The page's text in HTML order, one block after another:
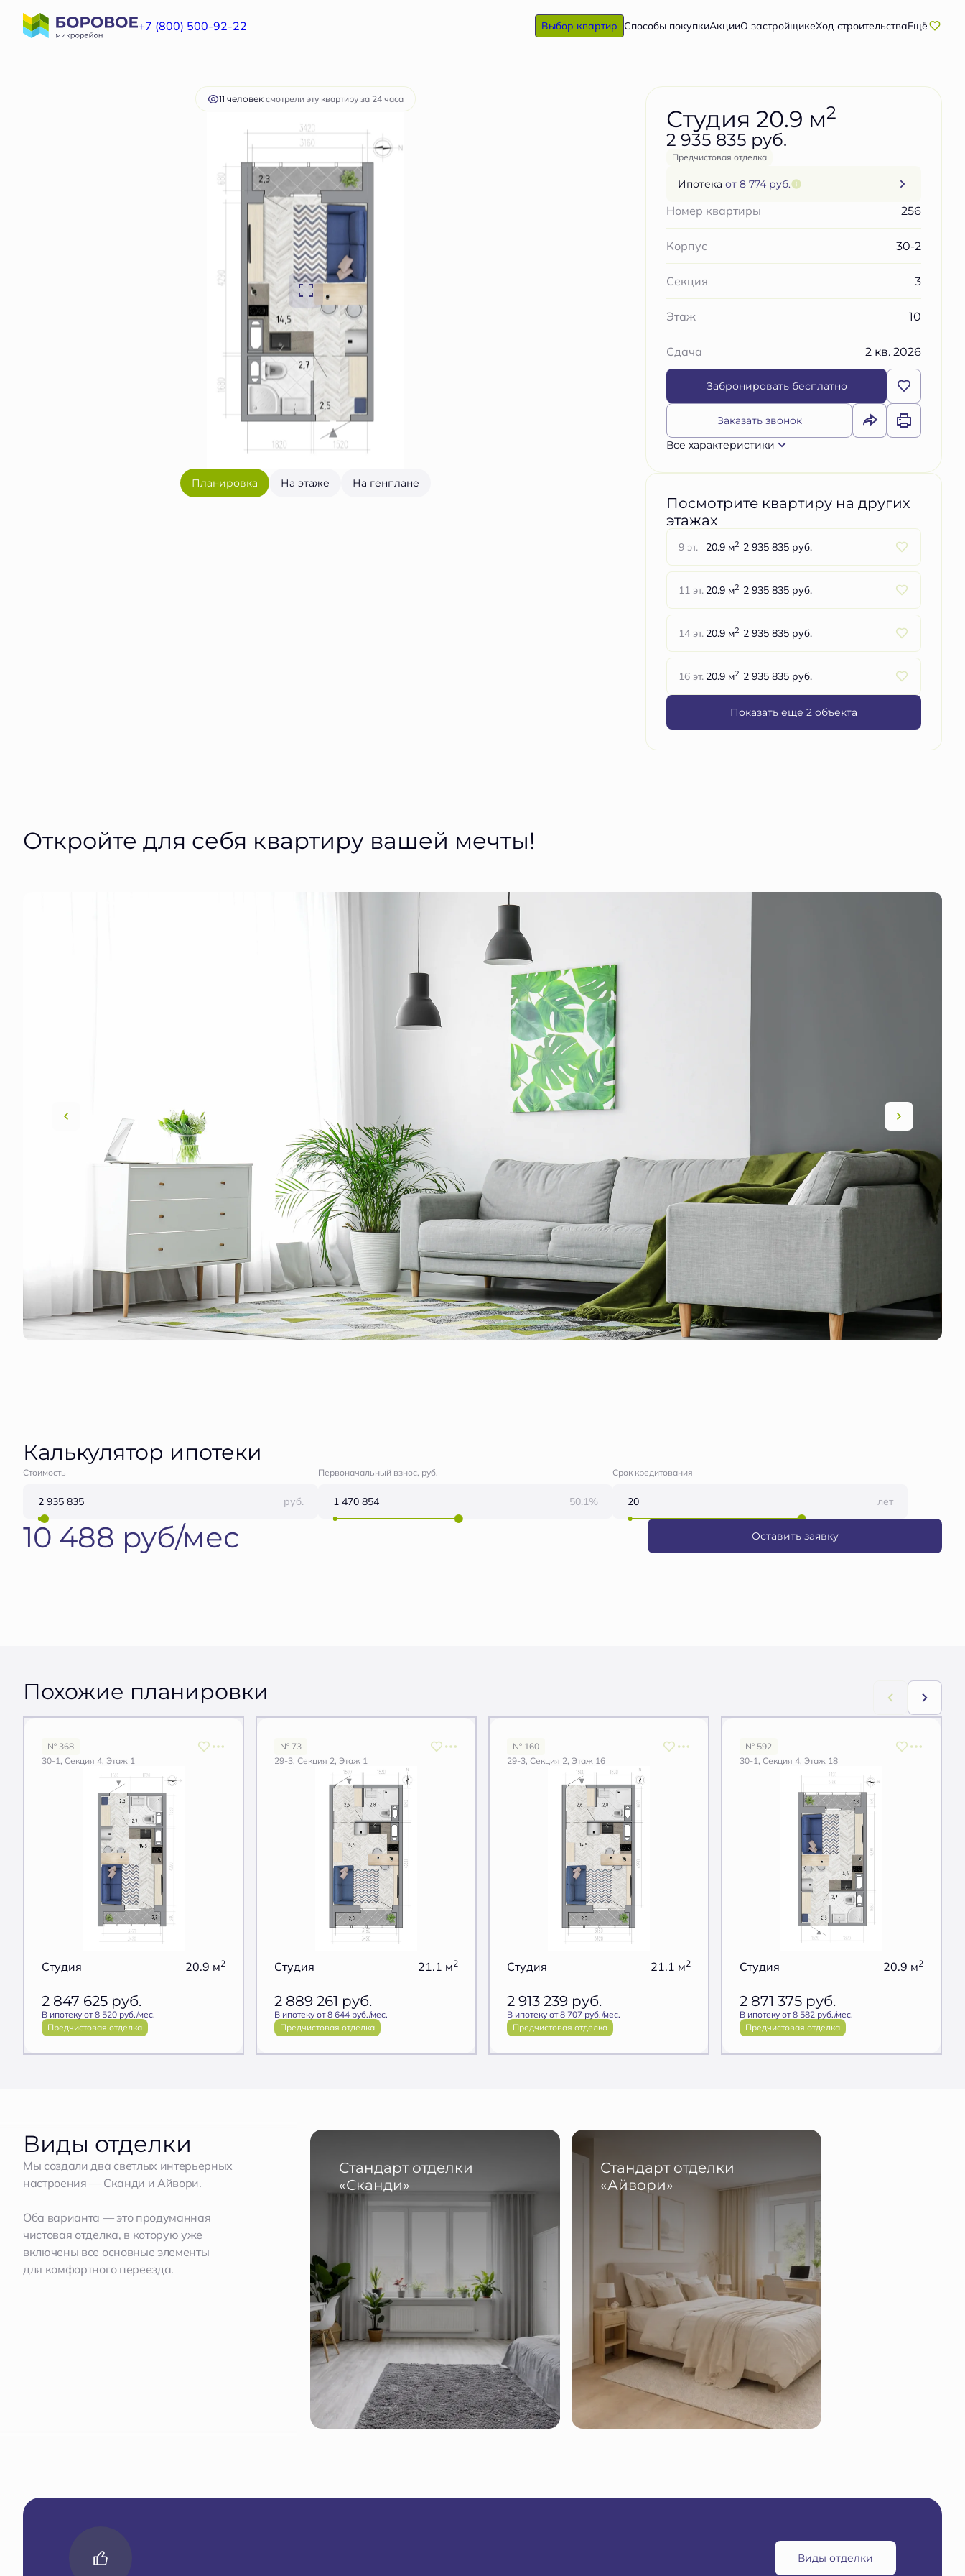
+7 (800) 500-92-22 Выбор квартир Способы покупкиАкцииО застройщикеХод строительстваЕщё
Студия20.9 м2 2 935 835 руб.Ипотека Забронировать бесплатно
11 человек смотрели эту квартиру за 24 часа
Планировка На этаже На генплане
Студия 20.9 м2
2 935 835 руб.
Предчистовая отделка
Ипотека от 8 774 руб.
Номер квартиры 256
Корпус 30-2
Секция 3
Этаж 10
Сдача 2 кв. 2026
Забронировать бесплатно
Заказать звонок
Все характеристики
Посмотрите квартиру на других
этажах
9 эт. 20.9 м2 2 935 835 руб.
11 эт. 20.9 м2 2 935 835 руб.
14 эт. 20.9 м2 2 935 835 руб.
16 эт. 20.9 м2 2 935 835 руб.
Показать еще 2 объектa
Откройте для себя квартиру вашей мечты!
Калькулятор ипотеки
Стоимость
руб.
Первоначальный взнос, руб.
50.1%
Срок кредитования
лет
10 488 руб/мес Оставить заявку
Похожие планировки
№ 368
30-1, Секция 4, Этаж 1
Студия 20.9 м2
2 847 625 руб.
В ипотеку от 8 520 руб./мес.
Предчистовая отделка
№ 73
29-3, Секция 2, Этаж 1
Студия 21.1 м2
2 889 261 руб.
В ипотеку от 8 644 руб./мес.
Предчистовая отделка
№ 160
29-3, Секция 2, Этаж 16
Студия 21.1 м2
2 913 239 руб.
В ипотеку от 8 707 руб./мес.
Предчистовая отделка
№ 592
30-1, Секция 4, Этаж 18
Студия 20.9 м2
2 871 375 руб.
В ипотеку от 8 582 руб./мес.
Предчистовая отделка
Виды отделки
Мы создали два светлых интерьерных
настроения — Сканди и Айвори.
Оба варианта — это продуманная
чистовая отделка, в которую уже
включены все основные элементы
для комфортного переезда.
Стандарт отделки
«Сканди»
Стандарт отделки
«Айвори»
Виды отделки